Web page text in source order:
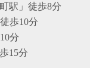
駅」徒歩8分
歩10分
分
15分